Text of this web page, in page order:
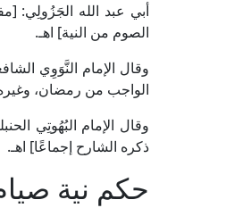
أبي عبد الله الجَزُولِي:
الصوم من النية] اهـ.
الواجب من رمضان،
ذكره الشارح إجماعًا] اهـ.
حكم نية